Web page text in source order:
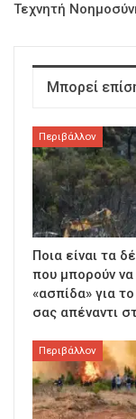
Τεχνητή
Μπορεί
Περιβάλλον
Ποια είναι τα
που μπορούν να
«ασπίδα» για το
σας απέναντι
Περιβάλλον